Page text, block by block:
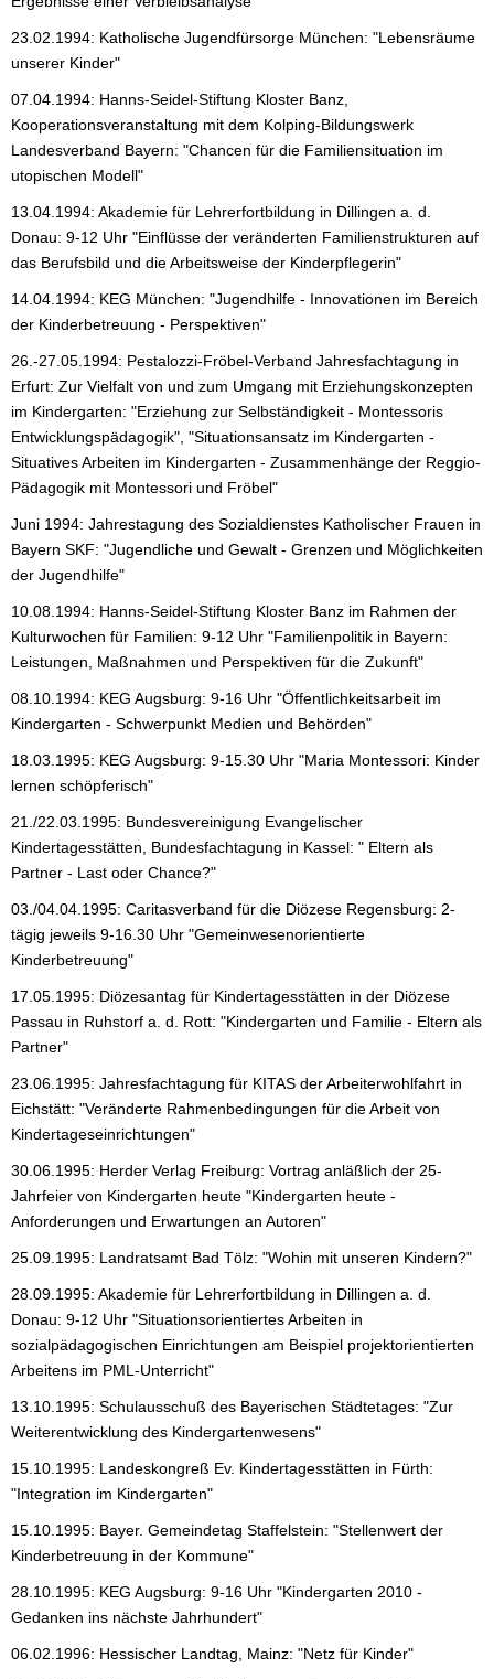
23.02.1994: Katholische Jugendfürsorge München: "Lebensräume
unserer Kinder"
07.04.1994: Hanns-Seidel-Stiftung Kloster Banz,
Kooperationsveranstaltung mit dem Kolping-Bildungswerk
Landesverband Bayern: "Chancen für die Familiensituation im
utopischen Modell"
13.04.1994: Akademie für Lehrerfortbildung in Dillingen a. d.
Donau: 9-12 Uhr "Einflüsse der veränderten Familienstrukturen auf
das Berufsbild und die Arbeitsweise der Kinderpflegerin"
14.04.1994: KEG München: "Jugendhilfe - Innovationen im Bereich
der Kinderbetreuung - Perspektiven"
26.-27.05.1994: Pestalozzi-Fröbel-Verband Jahresfachtagung in
Erfurt: Zur Vielfalt von und zum Umgang mit Erziehungskonzepten
im Kindergarten: "Erziehung zur Selbständigkeit - Montessoris
Entwicklungspädagogik", "Situationsansatz im Kindergarten -
Situatives Arbeiten im Kindergarten - Zusammenhänge der Reggio-
Pädagogik mit Montessori und Fröbel"
Juni 1994: Jahrestagung des Sozialdienstes Katholischer Frauen in
Bayern SKF: "Jugendliche und Gewalt - Grenzen und Möglichkeiten
der Jugendhilfe"
10.08.1994: Hanns-Seidel-Stiftung Kloster Banz im Rahmen der
Kulturwochen für Familien: 9-12 Uhr "Familienpolitik in Bayern:
Leistungen, Maßnahmen und Perspektiven für die Zukunft"
08.10.1994: KEG Augsburg: 9-16 Uhr "Öffentlichkeitsarbeit im
Kindergarten - Schwerpunkt Medien und Behörden"
18.03.1995: KEG Augsburg: 9-15.30 Uhr "Maria Montessori: Kinder
lernen schöpferisch"
21./22.03.1995: Bundesvereinigung Evangelischer
Kindertagesstätten, Bundesfachtagung in Kassel: " Eltern als
Partner - Last oder Chance?"
03./04.04.1995: Caritasverband für die Diözese Regensburg: 2-
tägig jeweils 9-16.30 Uhr "Gemeinwesenorientierte
Kinderbetreuung"
17.05.1995: Diözesantag für Kindertagesstätten in der Diözese
Passau in Ruhstorf a. d. Rott: "Kindergarten und Familie - Eltern als
Partner"
23.06.1995: Jahresfachtagung für KITAS der Arbeiterwohlfahrt in
Eichstätt: "Veränderte Rahmenbedingungen für die Arbeit von
Kindertageseinrichtungen"
30.06.1995: Herder Verlag Freiburg: Vortrag anläßlich der 25-
Jahrfeier von Kindergarten heute "Kindergarten heute -
Anforderungen und Erwartungen an Autoren"
25.09.1995: Landratsamt Bad Tölz: "Wohin mit unseren Kindern?"
28.09.1995: Akademie für Lehrerfortbildung in Dillingen a. d.
Donau: 9-12 Uhr "Situationsorientiertes Arbeiten in
sozialpädagogischen Einrichtungen am Beispiel projektorientierten
Arbeitens im PML-Unterricht"
13.10.1995: Schulausschuß des Bayerischen Städtetages: "Zur
Weiterentwicklung des Kindergartenwesens"
15.10.1995: Landeskongreß Ev. Kindertagesstätten in Fürth:
"Integration im Kindergarten"
15.10.1995: Bayer. Gemeindetag Staffelstein: "Stellenwert der
Kinderbetreuung in der Kommune"
28.10.1995: KEG Augsburg: 9-16 Uhr "Kindergarten 2010 -
Gedanken ins nächste Jahrhundert"
06.02.1996: Hessischer Landtag, Mainz: "Netz für Kinder"